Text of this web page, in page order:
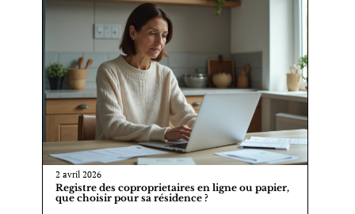
2 avril 2026
Registre des coproprietaires en ligne ou papier,
que choisir pour sa résidence ?